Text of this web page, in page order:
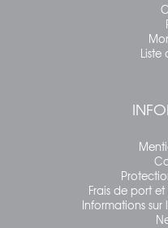
Liste
Frais de port
Informations